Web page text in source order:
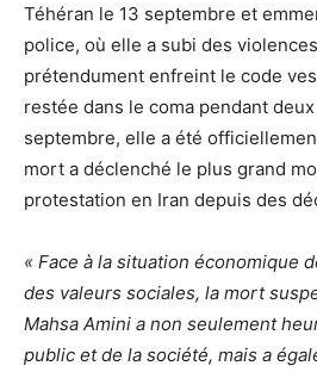
Téhéran le 13 septembre et
police, où elle a subi des
prétendument enfreint le code
restée dans le coma pendant
septembre, elle a été
mort a déclenché le plus grand
protestation en Iran depuis des
« Face à la situation économique
des valeurs sociales, la mort
Mahsa Amini a non seulement
public et de la société, mais a